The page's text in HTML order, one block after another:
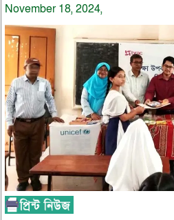
November 18, 2024,